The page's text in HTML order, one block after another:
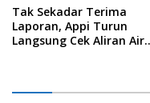
Tak Sekadar Terima
Laporan, Appi Turun
Langsung Cek Aliran Air